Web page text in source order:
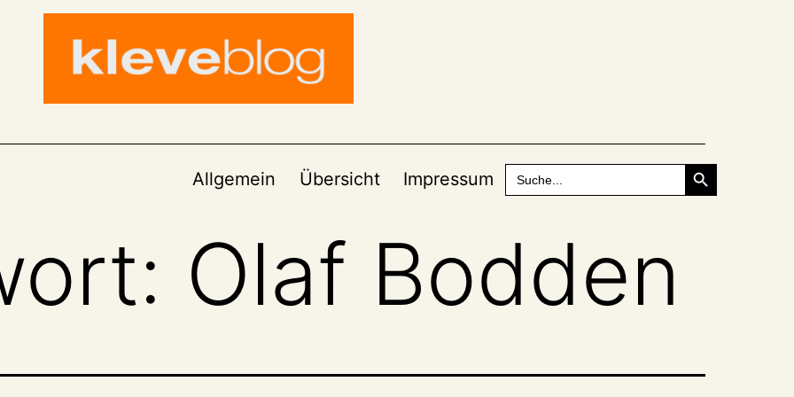
Allgemein Übersicht Impressum
Search
for:
Search Button
Olaf Bodden